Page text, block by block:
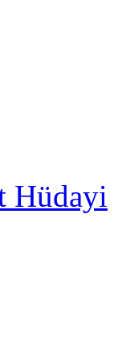
Hüdayi